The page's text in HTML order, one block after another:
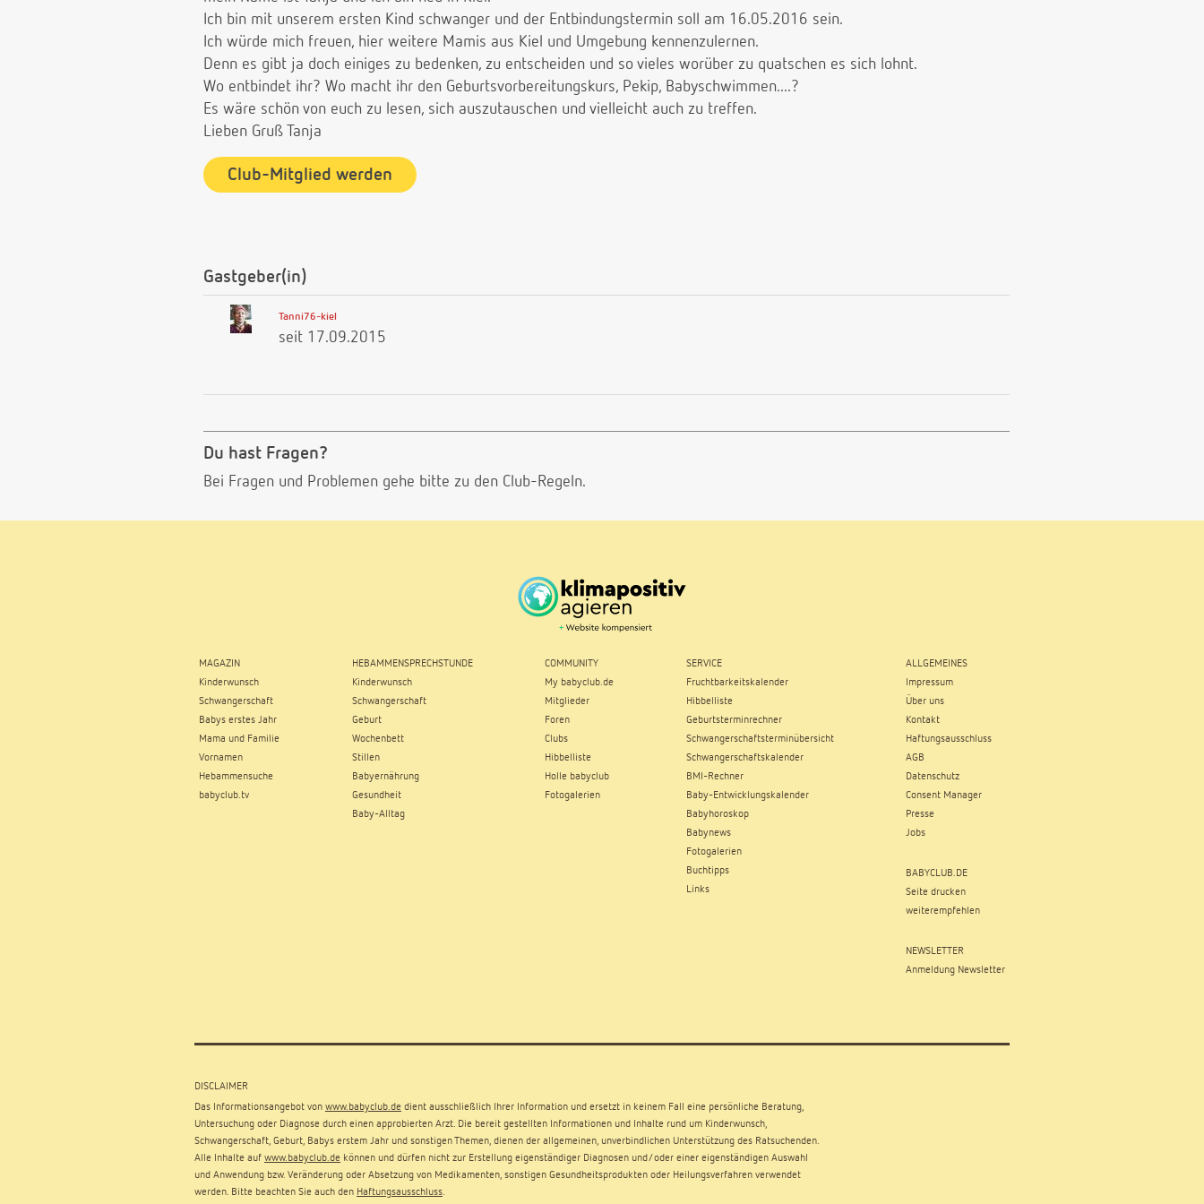
Ich bin mit unserem ersten Kind schwanger und der Entbindungstermin soll am 16.05.2016 sein.
Ich würde mich freuen, hier weitere Mamis aus Kiel und Umgebung kennenzulernen.
Denn es gibt ja doch einiges zu bedenken, zu entscheiden und so vieles worüber zu quatschen es sich lohnt.
Wo entbindet ihr? Wo macht ihr den Geburtsvorbereitungskurs, Pekip, Babyschwimmen....?
Es wäre schön von euch zu lesen, sich auszutauschen und vielleicht auch zu treffen.
Lieben Gruß Tanja
Club-Mitglied werden
Gastgeber(in)
Tanni76-kiel
seit 17.09.2015
Du hast Fragen?
Bei Fragen und Problemen gehe bitte zu den Club-Regeln.
MAGAZIN
Kinderwunsch
Schwangerschaft
Babys erstes Jahr
Mama und Familie
Vornamen
Hebammensuche
babyclub.tv
HEBAMMENSPRECHSTUNDE
Kinderwunsch
Schwangerschaft
Geburt
Wochenbett
Stillen
Babyernährung
Gesundheit
Baby-Alltag
COMMUNITY
My babyclub.de
Mitglieder
Foren
Clubs
Hibbelliste
Holle babyclub
Fotogalerien
SERVICE
Fruchtbarkeitskalender
Hibbelliste
Geburtsterminrechner
Schwangerschaftsterminübersicht
Schwangerschaftskalender
BMI-Rechner
Baby-Entwicklungskalender
Babyhoroskop
Babynews
Fotogalerien
Buchtipps
Links
ALLGEMEINES
Impressum
Über uns
Kontakt
Haftungsausschluss
AGB
Datenschutz
Consent Manager
Presse
Jobs
BABYCLUB.DE
Seite drucken
weiterempfehlen
NEWSLETTER
Anmeldung Newsletter
DISCLAIMER
Das Informationsangebot von www.babyclub.de dient ausschließlich Ihrer Information und ersetzt in keinem Fall eine persönliche Beratung,
Untersuchung oder Diagnose durch einen approbierten Arzt. Die bereit gestellten Informationen und Inhalte rund um Kinderwunsch,
Schwangerschaft, Geburt, Babys erstem Jahr und sonstigen Themen, dienen der allgemeinen, unverbindlichen Unterstützung des Ratsuchenden.
Alle Inhalte auf www.babyclub.de können und dürfen nicht zur Erstellung eigenständiger Diagnosen und/oder einer eigenständigen Auswahl
und Anwendung bzw. Veränderung oder Absetzung von Medikamenten, sonstigen Gesundheitsprodukten oder Heilungsverfahren verwendet
werden. Bitte beachten Sie auch den Haftungsausschluss.